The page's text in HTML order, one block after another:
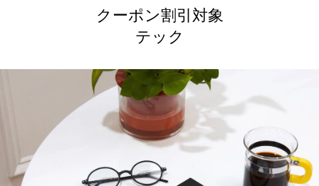
クーポン割引対象
テック